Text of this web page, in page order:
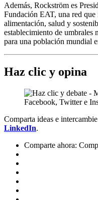
Además, Rockström es
Fundación EAT, una red
alimentación, salud y
establecimiento de umbrales
para una población mundial
Haz clic y opina
Comparta ideas e
LinkedIn.
Comparte ahora: